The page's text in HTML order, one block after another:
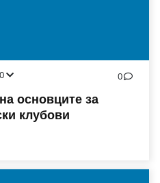
0 0
основците за
клубови